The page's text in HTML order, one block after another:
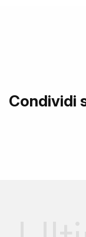
Condividi